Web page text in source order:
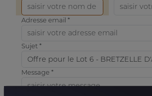
Adresse email *
Sujet *
Message *